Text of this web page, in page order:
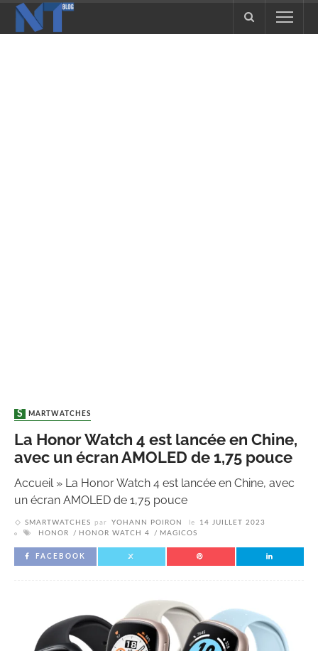
SMARTWATCHES
La Honor Watch 4 est lancée en Chine,
avec un écran AMOLED de 1,75 pouce
Accueil» La Honor Watch 4 est lancée en Chine, avec
un écran AMOLED de 1,75 pouce
SMARTWATCHES par YOHANN POIRON le
14 JUILLET 2023
HONOR
HONOR WATCH 4 MAGICOS
FACEBOOK